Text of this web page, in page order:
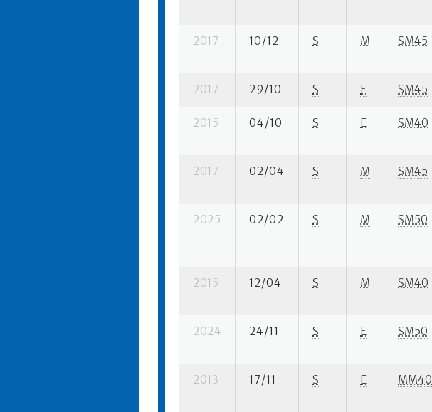
2017 10/12 S M SM45
2017 29/10 S E SM45
2015 04/10 S E SM40
2017 02/04 S M SM45
2025 02/02 S M SM50
2015 12/04 S M SM40
2024 24/11 S E SM50
2013 17/11 S E MM40